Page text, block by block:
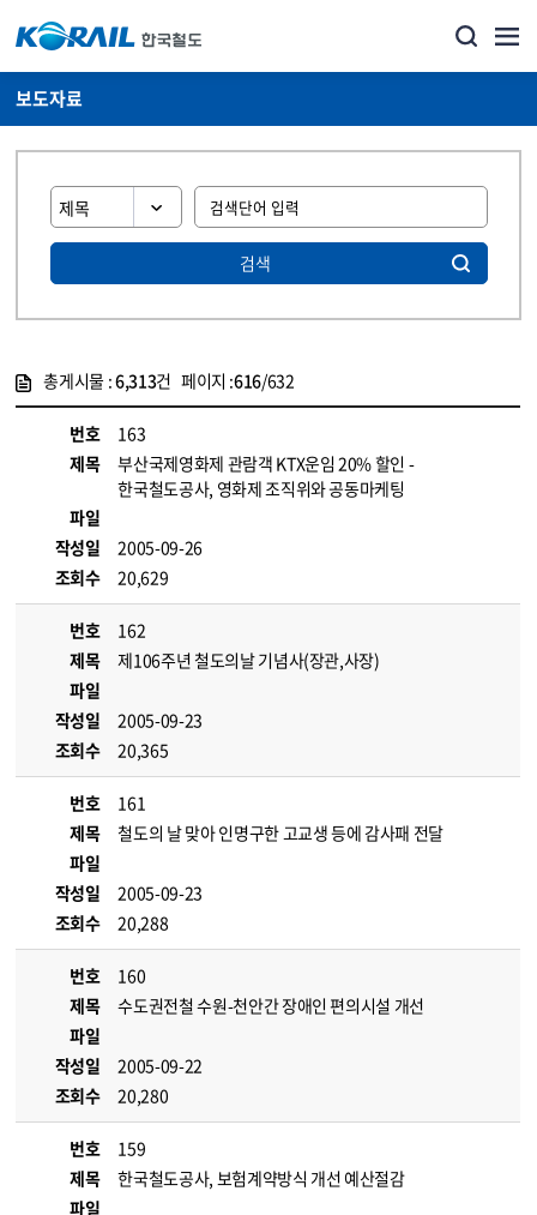
보도자료
검색
총게시물 :6,313건 페이지 :616/632
번호
163
제목
부산국제영화제 관람객 KTX운임 20% 할인 -
한국철도공사, 영화제 조직위와 공동마케팅
파일
작성일
2005-09-26
조회수
20,629
번호
162
제목
제106주년 철도의날 기념사(장관,사장)
파일
작성일
2005-09-23
조회수
20,365
번호
161
제목
철도의 날 맞아 인명구한 고교생 등에 감사패 전달
파일
작성일
2005-09-23
조회수
20,288
번호
160
제목
수도권전철 수원-천안간 장애인 편의시설 개선
파일
작성일
2005-09-22
조회수
20,280
번호
159
제목
한국철도공사, 보험계약방식 개선 예산절감
파일